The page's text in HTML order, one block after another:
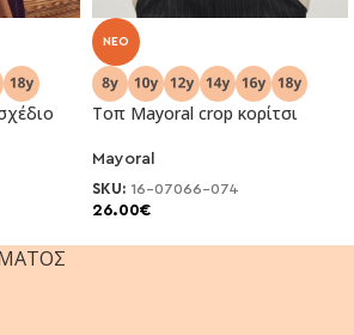
NEO
Τοπ Μayoral crop κορίτσι
Mayoral
SKU: 16-07066-074
26.00€